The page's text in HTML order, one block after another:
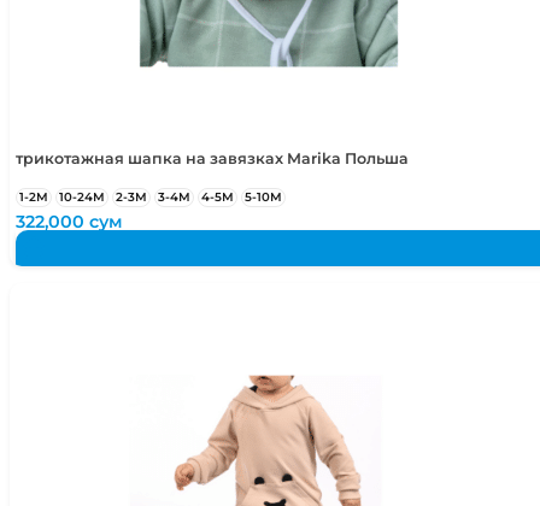
трикотажная шапка на завязках Marika Польша
1-2М 10-24М 2-3М 3-4М 4-5М 5-10М
322,000сум